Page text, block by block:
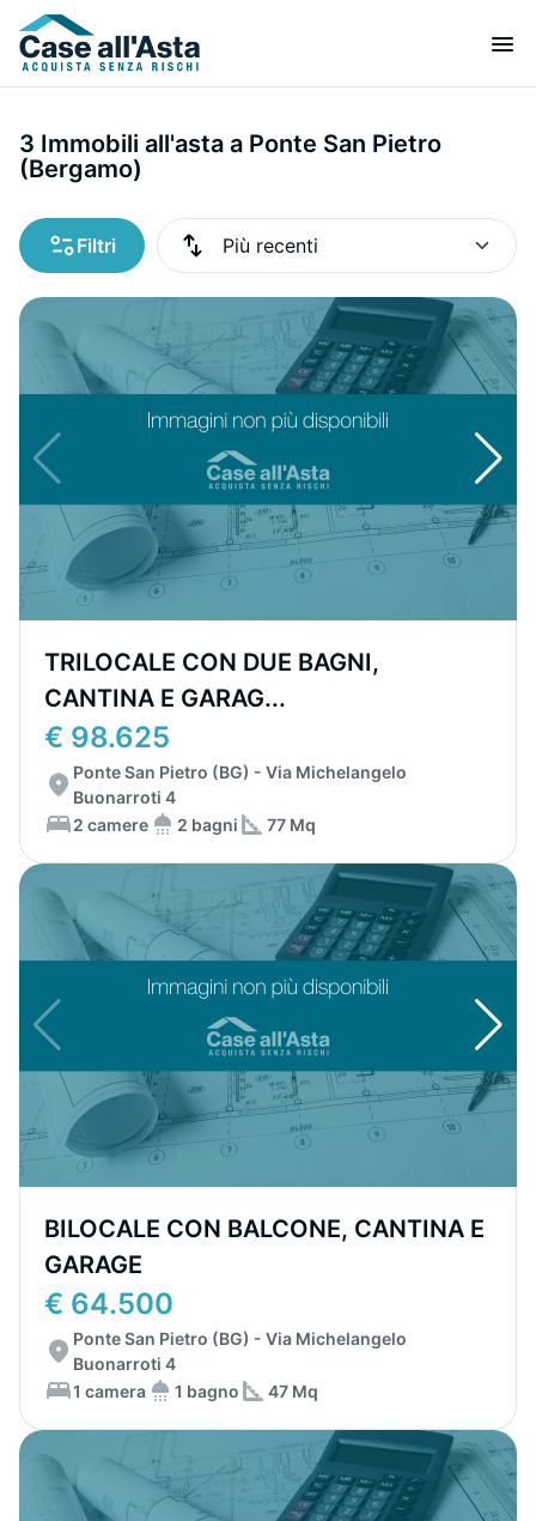
3 Immobili all'asta a Ponte San Pietro
(Bergamo)
Filtri
TRILOCALE CON DUE BAGNI,
CANTINA E GARAG...
€ 98.625
Ponte San Pietro (BG) - Via Michelangelo
Buonarroti 4
2 camere
2 bagni 77 Mq
BILOCALE CON BALCONE, CANTINA E
GARAGE
€ 64.500
Ponte San Pietro (BG) - Via Michelangelo
Buonarroti 4
1 camera
1 bagno 47 Mq